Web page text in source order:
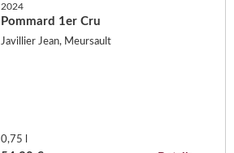
2024
Pommard 1er Cru
Javillier Jean, Meursault
0,75 l